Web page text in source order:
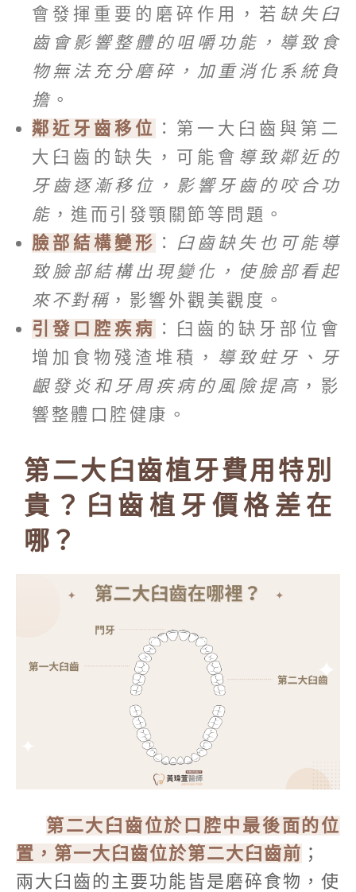
會發揮重要的磨碎作用，若 缺失臼
齒會影響整體的咀嚼功能，導致食
物無法充分磨碎，加重消化系統負
擔 。
鄰近牙齒移位 ：第一大臼齒與第二
大臼齒的缺失，可能會 導致鄰近的
牙齒逐漸移位，影響牙齒的咬合功
能 ，進而引發顎關節等問題。
臉部結構變形 ： 臼齒缺失也可能導
致臉部結構出現變化，使臉部看起
來不對稱 ，影響外觀美觀度。
引發口腔疾病 ：臼齒的缺牙部位會
增加食物殘渣堆積， 導致蛀牙、牙
齦發炎和牙周疾病的風險提高 ，影
響整體口腔健康。
第二大臼齒植牙費用特別
貴？臼齒植牙價格差在
哪？
第二大臼齒位於口腔中最後面的位
置，第一大臼齒位於第二大臼齒前 ；
兩大臼齒的主要功能皆是磨碎食物，使